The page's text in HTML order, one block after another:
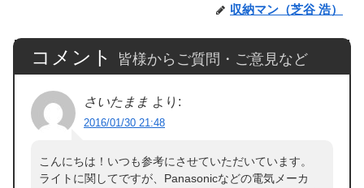
収納マン（芝谷 浩）
コメント 皆様からご質問・ご意見など
さいたまま より:
2016/01/30 21:48
こんにちは！いつも参考にさせていただいています。
ライトに関してですが、Panasonicなどの電気メーカ